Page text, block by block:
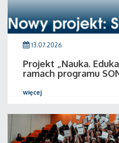
13.07.2026
Projekt „Nauka.
ramach programu
więcej